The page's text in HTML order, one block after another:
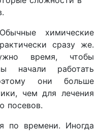
химические
сразу же.
время, чтобы
начали работать
они больше
чем для лечения
посевов.
по времени. Иногда